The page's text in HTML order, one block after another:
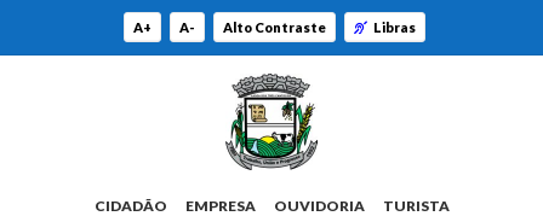
A+ A- Alto Contraste Libras
CIDADÃO EMPRESA OUVIDORIA TURISTA